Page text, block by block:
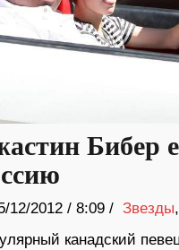
Бибер
12/2012 / 8:09 / Звезды,
канадский